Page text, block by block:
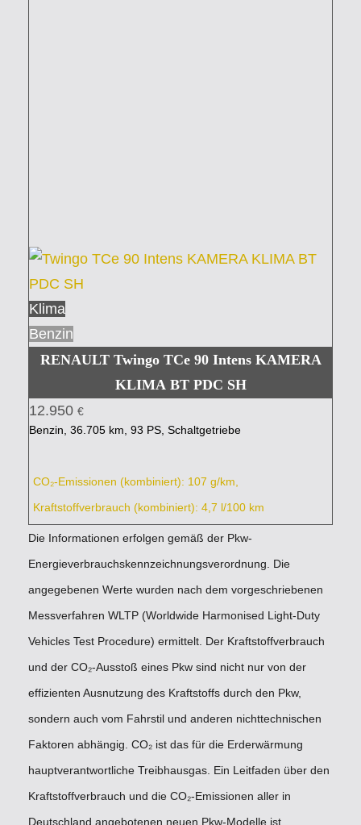
Klima
Benzin
RENAULT Twingo TCe 90 Intens KAMERA
KLIMA BT PDC SH
12.950 €
Benzin, 36.705 km, 93 PS, Schaltgetriebe
CO₂-Emissionen (kombiniert): 107 g/km,
Kraftstoffverbrauch (kombiniert): 4,7 l/100 km
Die Informationen erfolgen gemäß der Pkw-
Energieverbrauchskennzeichnungsverordnung. Die
angegebenen Werte wurden nach dem vorgeschriebenen
Messverfahren WLTP (Worldwide Harmonised Light-Duty
Vehicles Test Procedure) ermittelt. Der Kraftstoffverbrauch
und der CO₂-Ausstoß eines Pkw sind nicht nur von der
effizienten Ausnutzung des Kraftstoffs durch den Pkw,
sondern auch vom Fahrstil und anderen nichttechnischen
Faktoren abhängig. CO₂ ist das für die Erderwärmung
hauptverantwortliche Treibhausgas. Ein Leitfaden über den
Kraftstoffverbrauch und die CO₂-Emissionen aller in
Deutschland angebotenen neuen Pkw-Modelle ist